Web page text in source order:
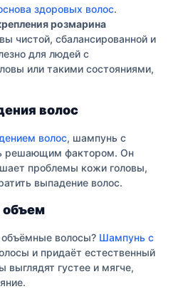
здоровых волос.
розмарина
чистой, сбалансированной и
для людей с
или такими состояниями,
волос
волос, шампунь с
решающим фактором. Он
проблемы кожи головы,
выпадение волос.
объем
волосы? Шампунь с
и придаёт естественный
выглядят густее и мягче,